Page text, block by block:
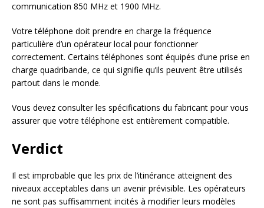
communication 850 MHz et 1900 MHz.
Votre téléphone doit prendre en charge la fréquence
particulière d’un opérateur local pour fonctionner
correctement. Certains téléphones sont équipés d’une prise en
charge quadribande, ce qui signifie qu’ils peuvent être utilisés
partout dans le monde.
Vous devez consulter les spécifications du fabricant pour vous
assurer que votre téléphone est entièrement compatible.
Verdict
Il est improbable que les prix de l’itinérance atteignent des
niveaux acceptables dans un avenir prévisible. Les opérateurs
ne sont pas suffisamment incités à modifier leurs modèles